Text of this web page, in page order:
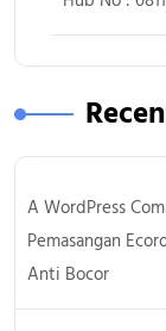
A WordPress
Pemasangan
Anti Bocor